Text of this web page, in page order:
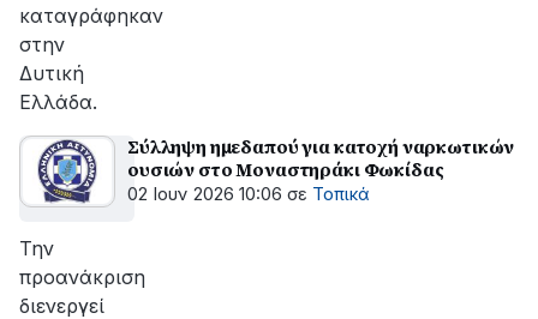
καταγράφηκαν
στην
Δυτική
Ελλάδα.
Σύλληψη ημεδαπού για κατοχή ναρκωτικών
ουσιών στο Μοναστηράκι Φωκίδας
02 Ιουν 2026 10:06 σε Τοπικά
Την
προανάκριση
διενεργεί